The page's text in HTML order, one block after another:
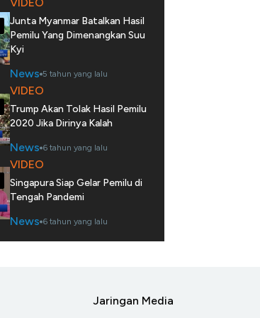
Junta Myanmar Batalkan Hasil
Pemilu Yang Dimenangkan Suu
Kyi
News 5 tahun yang lalu
VIDEO
Trump Akan Tolak Hasil Pemilu
2020 Jika Dirinya Kalah
News 6 tahun yang lalu
VIDEO
Singapura Siap Gelar Pemilu di
Tengah Pandemi
News 6 tahun yang lalu
Jaringan Media